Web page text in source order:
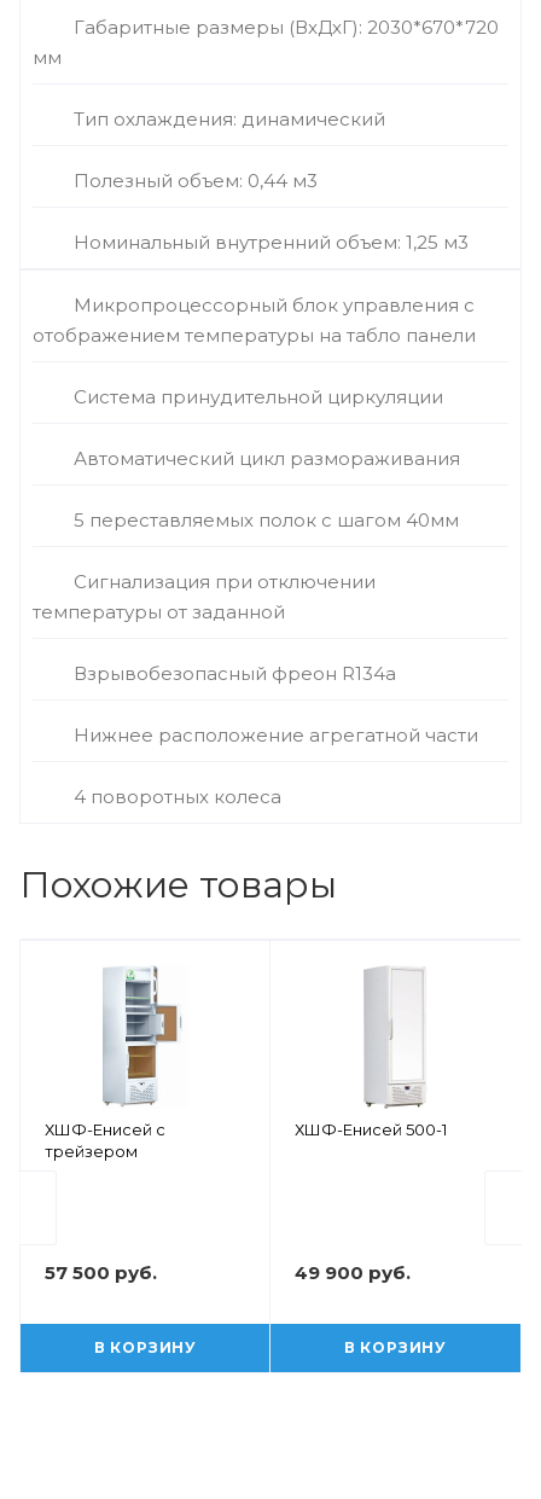
Габаритные размеры (ВxДxГ): 2030*670*720
мм
Тип охлаждения: динамический
Полезный объем: 0,44 м3
Номинальный внутренний объем: 1,25 м3
Микропроцессорный блок управления с
отображением температуры на табло панели
Система принудительной циркуляции
Автоматический цикл размораживания
5 переставляемых полок с шагом 40мм
Сигнализация при отключении
температуры от заданной
Взрывобезопасный фреон R134а
Нижнее расположение агрегатной части
4 поворотных колеса
Похожие товары
ХШФ-Енисей с
трейзером
57 500 руб.
В КОРЗИНУ
ХШФ-Енисей 500-1
49 900 руб.
В КОРЗИНУ